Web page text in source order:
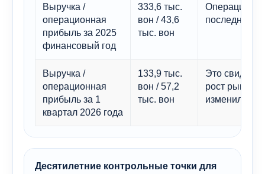
Выручка /
операционная
прибыль за 2025
финансовый год
333,6 тыс.
вон / 43,6
тыс. вон
последнего
Выручка /
операционная
прибыль за 1
квартал 2026 года
133,9 тыс.
вон / 57,2
тыс. вон
Это
рост рынка
изменил
Десятилетние контрольные точки для